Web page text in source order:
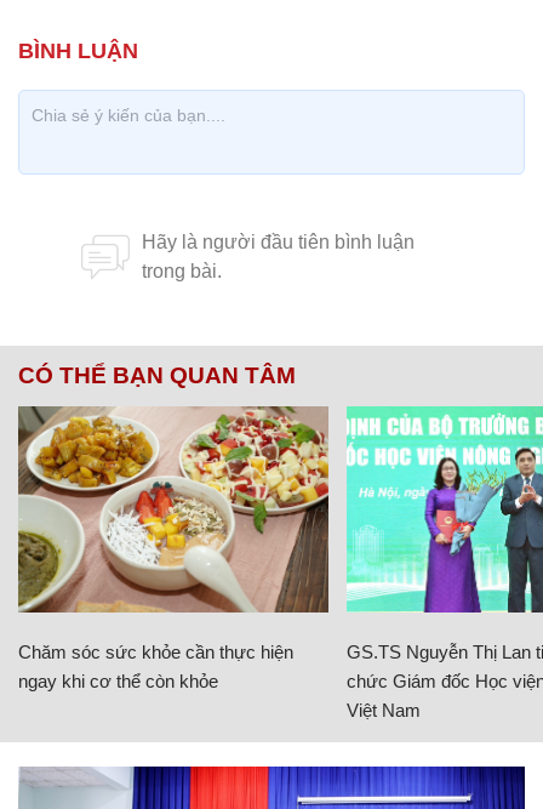
CÓ THỂ BẠN QUAN TÂM
Chăm sóc sức khỏe cần thực hiện
ngay khi cơ thể còn khỏe
GS.TS Nguyễn Thị Lan
chức Giám đốc Học
Việt Nam